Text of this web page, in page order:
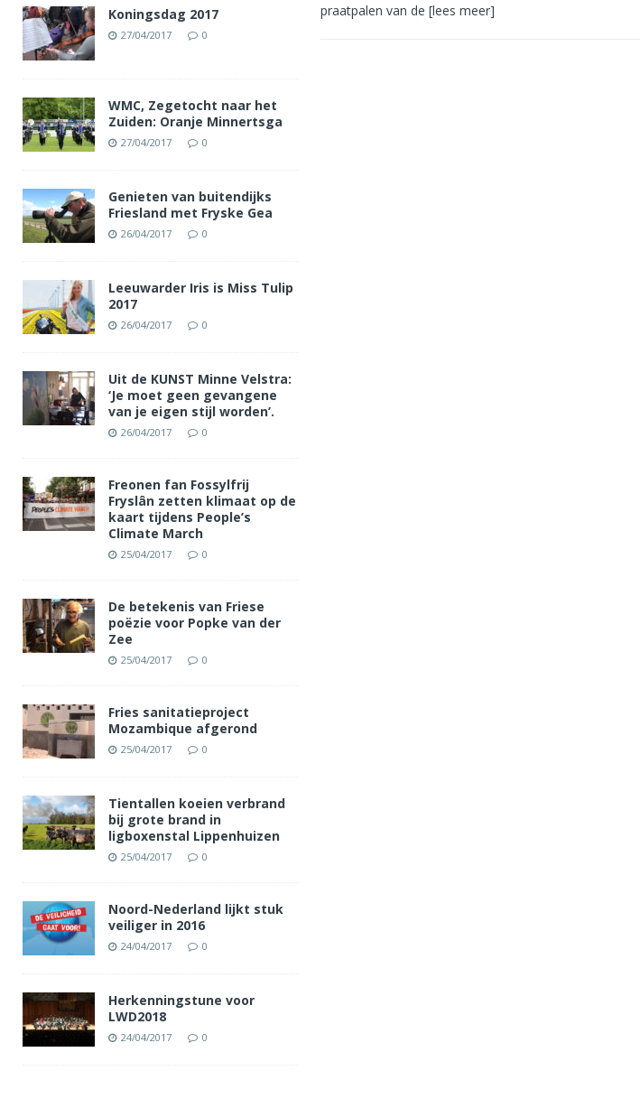
praatpalen van de [lees meer]
Koningsdag 2017
27/04/2017 0
WMC, Zegetocht naar het
Zuiden: Oranje Minnertsga
27/04/2017 0
Genieten van buitendijks
Friesland met Fryske Gea
26/04/2017 0
Leeuwarder Iris is Miss Tulip
2017
26/04/2017 0
Uit de KUNST Minne Velstra:
‘Je moet geen gevangene
van je eigen stijl worden’.
26/04/2017 0
Freonen fan Fossylfrij
Fryslân zetten klimaat op de
kaart tijdens People’s
Climate March
25/04/2017 0
De betekenis van Friese
poëzie voor Popke van der
Zee
25/04/2017 0
Fries sanitatieproject
Mozambique afgerond
25/04/2017 0
Tientallen koeien verbrand
bij grote brand in
ligboxenstal Lippenhuizen
25/04/2017 0
Noord-Nederland lijkt stuk
veiliger in 2016
24/04/2017 0
Herkenningstune voor
LWD2018
24/04/2017 0